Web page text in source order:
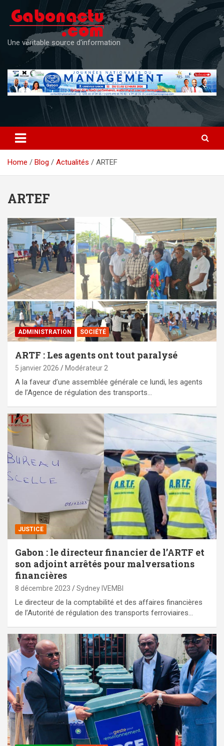
content
Une véritable source d'information
Home Blog Actualités ARTEF
ARTEF
ADMINISTRATION SOCIÉTÉ
ARTF : Les agents ont tout paralysé
5 janvier 2026 Modérateur 2
A la faveur d’une assemblée générale ce lundi, les agents
de l’Agence de régulation des transports…
JUSTICE
Gabon : le directeur financier de l’ARTF et
son adjoint arrêtés pour malversations
financières
8 décembre 2023 Sydney IVEMBI
Le directeur de la comptabilité et des affaires financières
de l’Autorité de régulation des transports ferroviaires…